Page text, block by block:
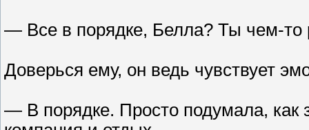
— Все в порядке, Белла? Ты чем-то
Доверься ему, он ведь чувствует
— В порядке. Просто подумала, как